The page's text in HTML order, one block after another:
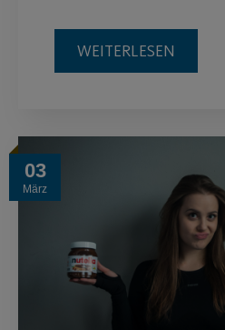
WEITERLESEN
03
März